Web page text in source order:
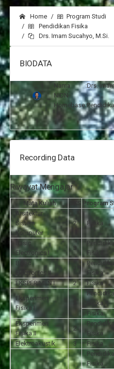
Home
Program Studi
Pendidikan Fisika
Drs. Imam Sucahyo, M.Si.
BIODATA
Nama :Drs.
NIDN
:
Homebase:
Recording Data
Riwayat Mengajar
Mata Kuliah SKS Program
Arsitektur
Sistem
Komputer
2 Fisika
Basic
Electronics I
3
Fisika
Basic
Electronics II
Fisika
EKSPERIMEN I
2 Fisika
Eksperimen
Fisika I
Fisika
Fisika
Eksperimen
Fisika II
2
Fisika
Elektroakustik 3 Fisika
Fisika